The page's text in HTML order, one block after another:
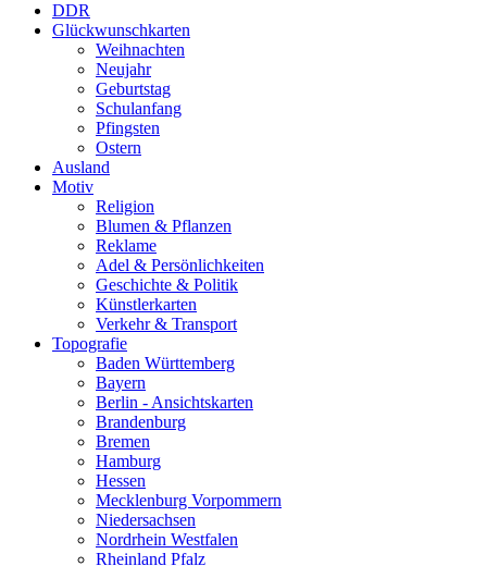
DDR
Glückwunschkarten
Weihnachten
Neujahr
Geburtstag
Schulanfang
Pfingsten
Ostern
Ausland
Motiv
Religion
Blumen & Pflanzen
Reklame
Adel & Persönlichkeiten
Geschichte & Politik
Künstlerkarten
Verkehr & Transport
Topografie
Baden Württemberg
Bayern
Berlin - Ansichtskarten
Brandenburg
Bremen
Hamburg
Hessen
Mecklenburg Vorpommern
Niedersachsen
Nordrhein Westfalen
Rheinland Pfalz